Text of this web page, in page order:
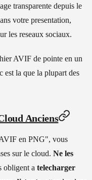
transparente depuis le
votre presentation,
les reseaux sociaux.
AVIF de pointe en un
est la que la plupart des
Anciens
en PNG", vous
sur le cloud. Ne les
obligent a telecharger